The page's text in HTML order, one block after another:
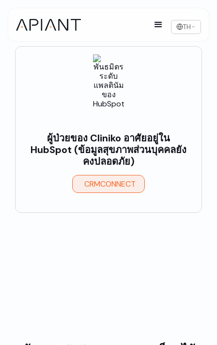
TH
ผู้ป่วยของ Cliniko อาศัยอยู่ใน
HubSpot (ข้อมูลสุขภาพส่วนบุคคลยัง
คงปลอดภัย)
CRMCONNECT